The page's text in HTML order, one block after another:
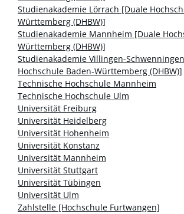
Studienakademie Lörrach [Duale
Württemberg (DHBW)]
Studienakademie Mannheim [Duale
Württemberg (DHBW)]
Studienakademie Villingen-
Hochschule Baden-Württemberg (DHBW)]
Technische Hochschule Mannheim
Technische Hochschule Ulm
Universität Freiburg
Universität Heidelberg
Universität Hohenheim
Universität Konstanz
Universität Mannheim
Universität Stuttgart
Universität Tübingen
Universität Ulm
Zahlstelle [Hochschule Furtwangen]